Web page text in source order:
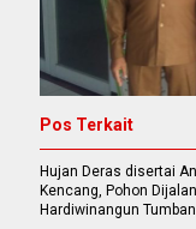
Pos Terkait
Hujan Deras disertai
Kencang, Pohon Dijalan
Hardiwinangun